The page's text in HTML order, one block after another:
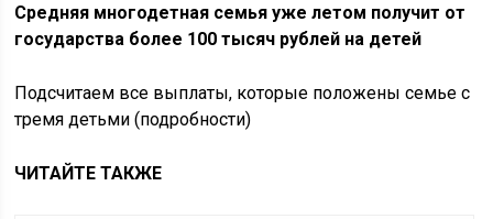
Средняя многодетная семья уже летом получит от
государства более 100 тысяч рублей на детей
Подсчитаем все выплаты, которые положены семье с
тремя детьми (подробности)
ЧИТАЙТЕ ТАКЖЕ